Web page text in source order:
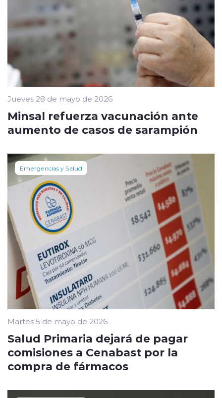
Jueves 28 de mayo de 2026
Minsal refuerza vacunación ante
aumento de casos de sarampión
Emergencias y Salud
Martes 5 de mayo de 2026
Salud Primaria dejará de pagar
comisiones a Cenabast por la
compra de fármacos